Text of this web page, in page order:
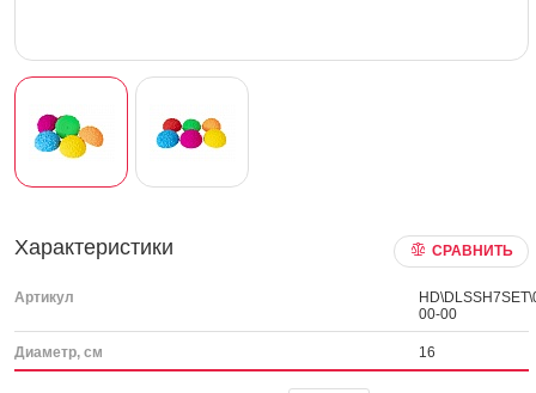
Характеристики СРАВНИТЬ
Артикул
00-00
Диаметр, см 16